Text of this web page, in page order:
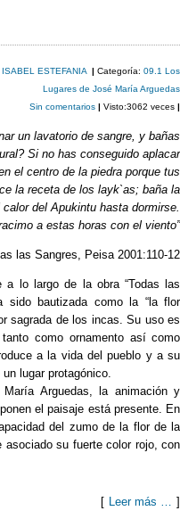
ESTEFANIA |Categoría:09.1 Los
Lugares de José María Arguedas
Sin comentarios| Visto:3062 veces|
un lavatorio de sangre, y bañas
Si no has conseguido aplacar
el centro de la piedra porque tus
la receta de los layk`as; baña la
del Apukintu hasta dormirse.
a estas horas con el viento”
las Sangres, Peisa 2001:110-12
a lo largo de la obra “Todas las
sido bautizada como la “la flor
sagrada de los incas. Su uso es
como ornamento así como
a la vida del pueblo y a su
lugar protagónico.
Arguedas, la animación y
el paisaje está presente. En
del zumo de la flor de la
asociado su fuerte color rojo, con
[ Leer más … ]